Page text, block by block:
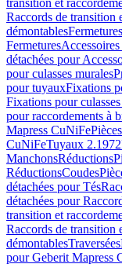
transition et
Raccords de transition
démontablesFermetures
Fermetures
détachées pour
pour culasses murales
pour tuyauxFixations
Fixations pour
pour raccordements à
Mapress CuNiFe
CuNiFeTuyaux 2.1972
ManchonsRéductions
RéductionsCoudes
détachées pour Tés
détachées pour
transition et
Raccords de transition
démontablesTraversées
pour Geberit Mapress